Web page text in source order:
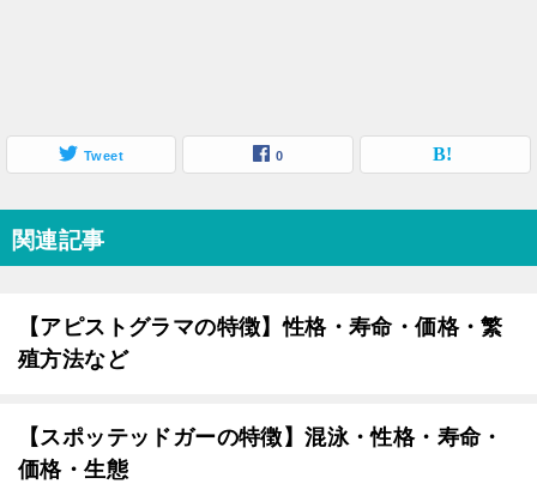
Tweet 0
関連記事
【アピストグラマの特徴】性格・寿命・価格・繁
殖方法など
【スポッテッドガーの特徴】混泳・性格・寿命・
価格・生態